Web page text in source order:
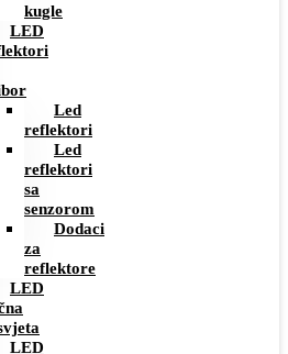
kugle
LED
Led
reflektori
Led
reflektori
sa
senzorom
Dodaci
za
reflektore
LED
LED